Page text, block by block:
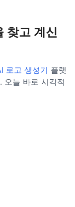
찾고 계신
로고 생성기 플랫
오늘 바로 시각적